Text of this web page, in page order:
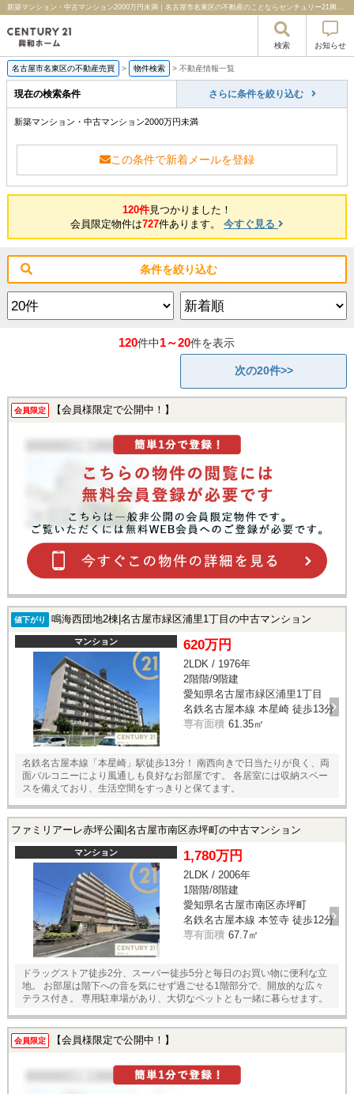
新築マンション・中古マンション2000万円未満｜名古屋市名東区の不動産のことならセンチュリー21興和ホーム
検索 お知らせ
名古屋市名東区の不動産売買 > 物件検索 > 不動産情報一覧
現在の検索条件 さらに条件を絞り込む
新築マンション・中古マンション2000万円未満
この条件で新着メールを登録
120件見つかりました！
会員限定物件は727件あります。 今すぐ見る
条件を絞り込む
120件中1～20件を表示
次の20件>>
会員限定 【会員様限定で公開中！】
値下がり 鳴海西団地2棟|名古屋市緑区浦里1丁目の中古マンション
マンション 620万円
2LDK / 1976年
2階階/9階建
愛知県名古屋市緑区浦里1丁目
名鉄名古屋本線 本星崎 徒歩13分
専有面積 61.35㎡
名鉄名古屋本線「本星崎」駅徒歩13分！ 南西向きで日当たりが良く、両
面バルコニーにより風通しも良好なお部屋です。 各居室には収納スペー
スを備えており、生活空間をすっきりと保てます。
ファミリアーレ赤坪公園|名古屋市南区赤坪町の中古マンション
マンション 1,780万円
2LDK / 2006年
1階階/8階建
愛知県名古屋市南区赤坪町
名鉄名古屋本線 本笠寺 徒歩12分
専有面積 67.7㎡
ドラッグストア徒歩2分、スーパー徒歩5分と毎日のお買い物に便利な立
地。 お部屋は階下への音を気にせず過ごせる1階部分で、開放的な広々
テラス付き。 専用駐車場があり、大切なペットとも一緒に暮らせます。
会員限定 【会員様限定で公開中！】